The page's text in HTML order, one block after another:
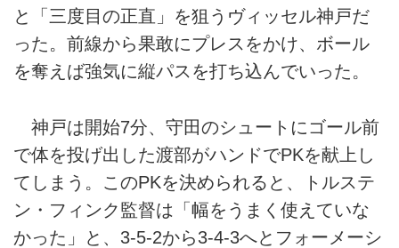
と「三度目の正直」を狙うヴィッセル神戸だ
った。前線から果敢にプレスをかけ、ボール
を奪えば強気に縦パスを打ち込んでいった。
神戸は開始7分、守田のシュートにゴール前
で体を投げ出した渡部がハンドでPKを献上し
てしまう。このPKを決められると、トルステ
ン・フィンク監督は「幅をうまく使えていな
かった」と、3-5-2から3-4-3へとフォーメーシ